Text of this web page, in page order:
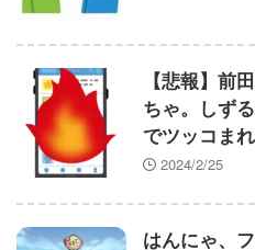
【悲報】前
ちゃ。しず
でツッコま
2024/2/25
はんにゃ、